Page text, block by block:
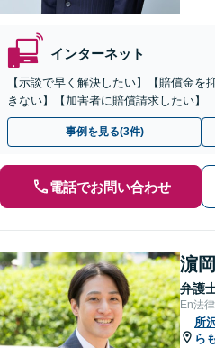
インターネット
【示談で早く解決したい】【賠償金を
きない】【加害者に賠償請求したい】
事例を見る(3件)
電話でお問い合わせ
濵
弁護
En法
所
ら